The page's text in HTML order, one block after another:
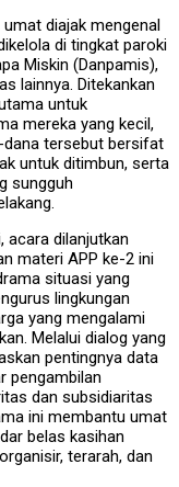
diajak mengenal
di tingkat paroki
Miskin (Danpamis),
lainnya. Ditekankan
untuk
mereka yang kecil,
dana tersebut bersifat
untuk ditimbun, serta
sungguh
acara dilanjutkan
materi APP ke-2 ini
situasi yang
lingkungan
yang mengalami
Melalui dialog yang
pentingnya data
pengambilan
dan subsidiaritas
ini membantu umat
belas kasihan
terarah, dan